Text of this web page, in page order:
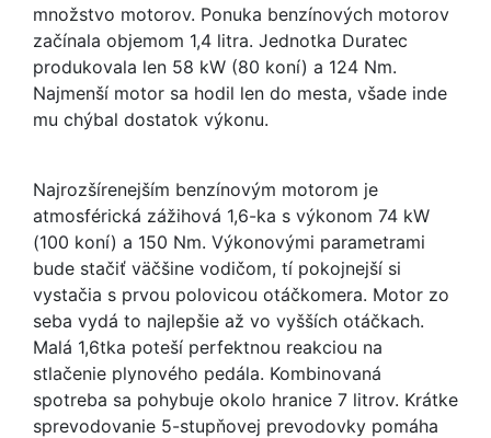
množstvo motorov. Ponuka benzínových motorov
začínala objemom 1,4 litra. Jednotka Duratec
produkovala len 58 kW (80 koní) a 124 Nm.
Najmenší motor sa hodil len do mesta, všade inde
mu chýbal dostatok výkonu.
Najrozšírenejším benzínovým motorom je
atmosférická zážihová 1,6-ka s výkonom 74 kW
(100 koní) a 150 Nm. Výkonovými parametrami
bude stačiť väčšine vodičom, tí pokojnejší si
vystačia s prvou polovicou otáčkomera. Motor zo
seba vydá to najlepšie až vo vyšších otáčkach.
Malá 1,6tka poteší perfektnou reakciou na
stlačenie plynového pedála. Kombinovaná
spotreba sa pohybuje okolo hranice 7 litrov. Krátke
sprevodovanie 5-stupňovej prevodovky pomáha